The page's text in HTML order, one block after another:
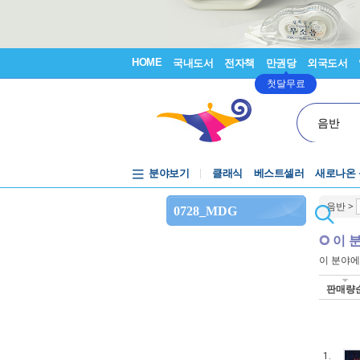
HOME 국내도서 전자책 만권당
첫달무료
외국도서
음반
분야보기 클래식 베스트셀러 새로나온
0728_MDG 음반>
이
이 분야
판매량
1.